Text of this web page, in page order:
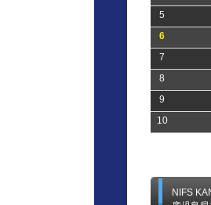
5
6
7
8
9
10
NIFS